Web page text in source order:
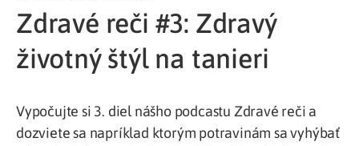
Zdravé reči #3: Zdravý
životný štýl na tanieri
Vypočujte si 3. diel nášho podcastu Zdravé reči a
dozviete sa napríklad ktorým potravinám sa vyhýbať